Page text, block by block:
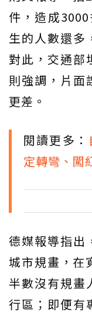
件，造成
生的人數還多
對此，交通部
則強調，片面
更差。
閱讀更多：
定轉彎、闖
德媒報導指出
城市規畫，在
半數沒有規畫
行區；即便有